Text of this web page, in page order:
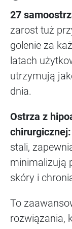
27
zarost tuż
golenie za
latach
utrzymują
dnia.
Ostrza z
chirurgicznej:
stali,
minimalizują
skóry i
To
rozwiązania,